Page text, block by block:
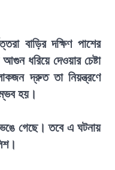
বাড়ির দক্ষিণ পাশের
ধরিয়ে দেওয়ার চেষ্টা
দ্রুত তা নিয়ন্ত্রণে
হয়।
গেছে। তবে এ ঘটনায়